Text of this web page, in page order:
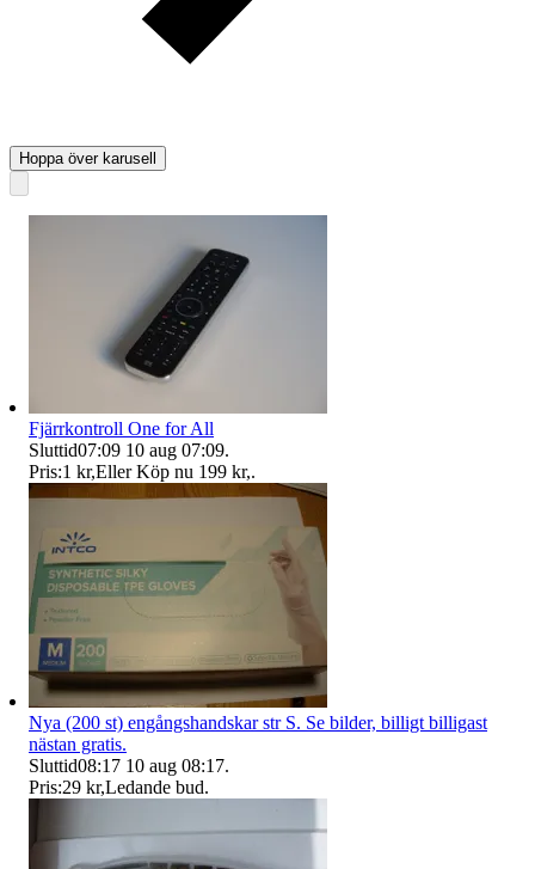
Hoppa över karusell
Fjärrkontroll One for All
Sluttid07:09 10 aug 07:09.
Pris:1 kr,Eller Köp nu 199 kr,.
Nya (200 st) engångshandskar str S. Se bilder, billigt billigast
nästan gratis.
Sluttid08:17 10 aug 08:17.
Pris:29 kr,Ledande bud.